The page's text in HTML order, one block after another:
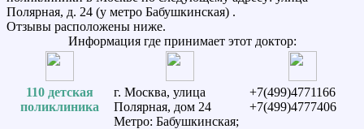
Полярная, д. 24 (у метро Бабушкинская) .
Отзывы расположены ниже.
Информация где принимает этот доктор:
110 детская
поликлиника
г. Москва, улица
Полярная, дом 24
Метро: Бабушкинская;
+7(499)4771166
+7(499)4777406